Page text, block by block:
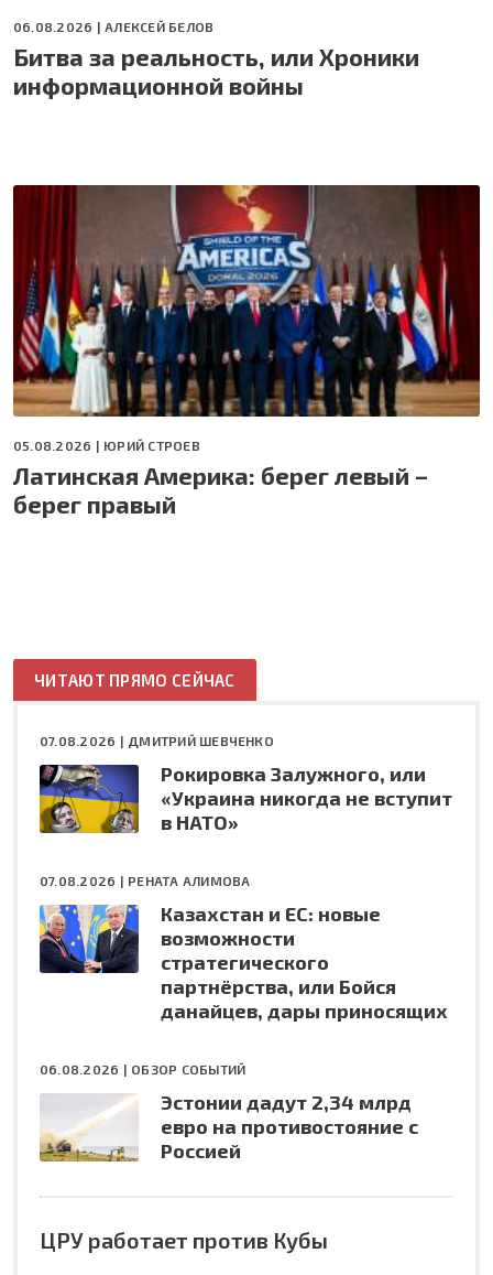
06.08.2026 | АЛЕКСЕЙ БЕЛОВ
Битва за реальность, или Хроники
информационной войны
05.08.2026 | ЮРИЙ СТРОЕВ
Латинская Америка: берег левый –
берег правый
ЧИТАЮТ ПРЯМО СЕЙЧАС
07.08.2026 | ДМИТРИЙ ШЕВЧЕНКО
Рокировка Залужного, или
«Украина никогда не вступит
в НАТО»
07.08.2026 | РЕНАТА АЛИМОВА
Казахстан и ЕС: новые
возможности
стратегического
партнёрства, или Бойся
данайцев, дары приносящих
06.08.2026 | ОБЗОР СОБЫТИЙ
Эстонии дадут 2,34 млрд
евро на противостояние с
Россией
ЦРУ работает против Кубы